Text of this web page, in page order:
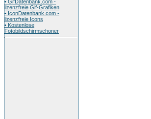
• GifDatenbank.com -
lizenzfreie Gif-Grafiken
• IconDatenbank.com -
lizenzfreie Icons
• Kostenlose
Fotobildschirmschoner